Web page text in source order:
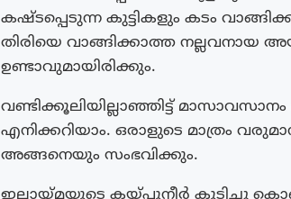
കഷ്ടപ്പെടുന്ന കുട്ടികളും കടം
തിരിയെ വാങ്ങിക്കാത്ത നല്ലവനായ
ഉണ്ടാവുമായിരിക്കും.
വണ്ടിക്കൂലിയില്ലാഞ്ഞിട്ട്
എനിക്കറിയാം. ഒരാളുടെ മാത്രം
അങ്ങനെയും സംഭവിക്കും.